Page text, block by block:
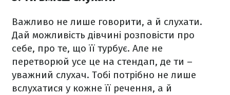
Важливо не лише говорити, а й слухати.
Дай можливість дівчині розповісти про
себе, про те, що її турбує. Але не
перетворюй усе це на стендап, де ти –
уважний слухач. Тобі потрібно не лише
вслухатися у кожне її речення, а й